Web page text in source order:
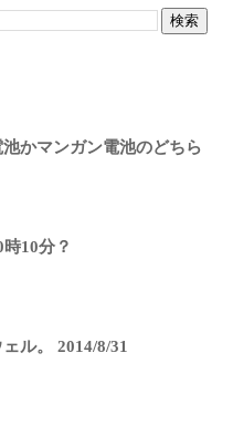
かマンガン電池のどちら
10分？
ル。 2014/8/31